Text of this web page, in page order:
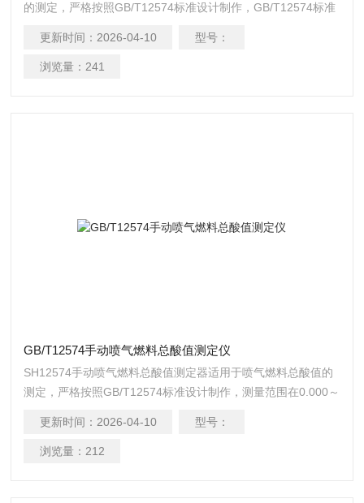
的测定，严格按照GB/T12574标准设计制作，GB/T12574标准
理是用颜色指示剂测定器喷气燃料总酸值。 GB/T12574适用于
石油总酸值范围
更新时间： 2026-04-10 型号：
浏览量： 241
GB/T12574手动喷气燃料总酸值测定仪
SH12574手动喷气燃料总酸值测定器适用于喷气燃料总酸值的
测定，严格按照GB/T12574标准设计制作，测量范围在0.000～
总酸值GB/T12574手动喷气燃料总酸值测定仪
更新时间： 2026-04-10 型号：
浏览量： 212